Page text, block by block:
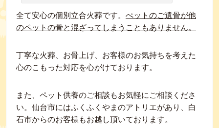
全て安心の個別立合火葬です。 ぺットのご遺骨が他
のペットの骨と混ざってしまうこともありません。
丁寧な火葬、お骨上げ、お客様のお気持ちを考えた
心のこもった対応を心がけております。
また、ペット供養のご相談もお気軽にご相談くださ
い。仙台市にはふくふくやまのアトリエがあり、白
石市からのお客様もお越し頂いております。